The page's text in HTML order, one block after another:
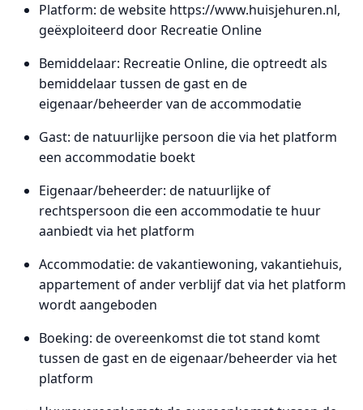
Platform: de website https://www.huisjehuren.nl,
geëxploiteerd door Recreatie Online
Bemiddelaar: Recreatie Online, die optreedt als
bemiddelaar tussen de gast en de
eigenaar/beheerder van de accommodatie
Gast: de natuurlijke persoon die via het platform
een accommodatie boekt
Eigenaar/beheerder: de natuurlijke of
rechtspersoon die een accommodatie te huur
aanbiedt via het platform
Accommodatie: de vakantiewoning, vakantiehuis,
appartement of ander verblijf dat via het platform
wordt aangeboden
Boeking: de overeenkomst die tot stand komt
tussen de gast en de eigenaar/beheerder via het
platform